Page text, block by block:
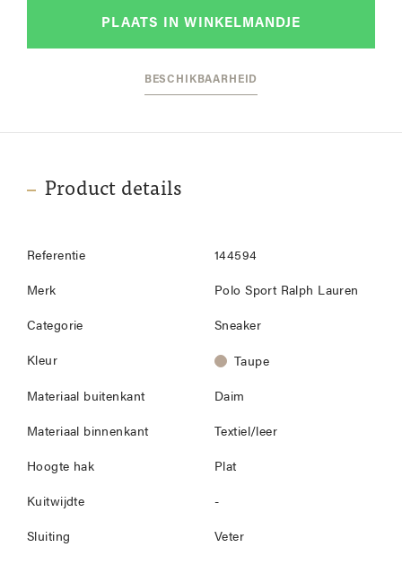
PLAATS IN WINKELMANDJE
BESCHIKBAARHEID
Product details
Referentie 144594
Merk Polo Sport Ralph Lauren
Categorie Sneaker
Kleur Taupe
Materiaal buitenkant Daim
Materiaal binnenkant Textiel/leer
Hoogte hak Plat
Kuitwijdte -
Sluiting Veter